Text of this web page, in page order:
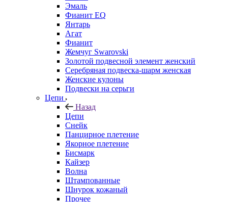
Эмаль
Фианит EQ
Янтарь
Агат
Фианит
Жемчуг Swarovski
Золотой подвесной элемент женcкий
Серебряная подвеска-шарм женская
Женские кулоны
Подвески на серьги
Цепи
Назад
Цепи
Снейк
Панцирное плетение
Якорное плетение
Бисмарк
Кайзер
Волна
Штампованные
Шнурок кожаный
Прочее